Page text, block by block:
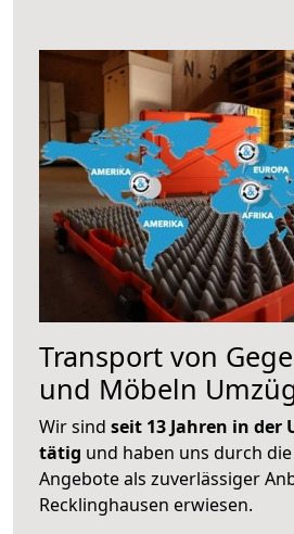
Transport von
und Möbeln
Wir sind seit 13 Jahren in der
tätig und haben uns durch
Angebote als zuverlässiger
Recklinghausen erwiesen.